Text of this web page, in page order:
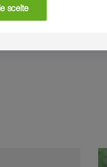
scelte